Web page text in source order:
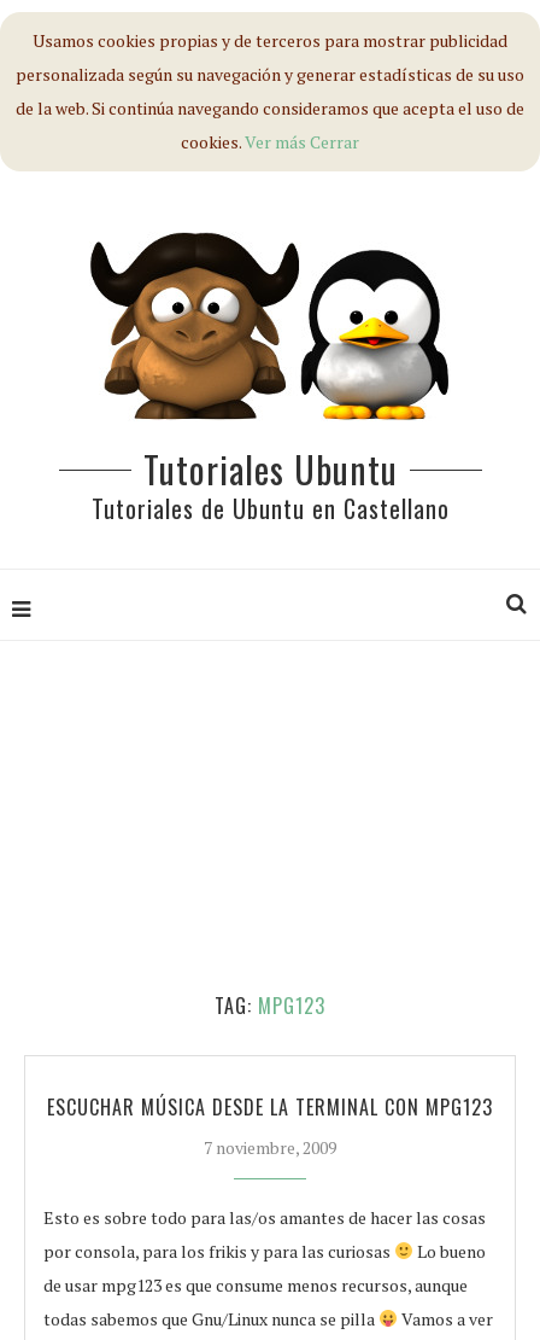
Usamos cookies propias y de terceros para mostrar publicidad
personalizada según su navegación y generar estadísticas de su uso
de la web. Si continúa navegando consideramos que acepta el uso de
cookies.Ver más Cerrar
Tutoriales Ubuntu
Tutoriales de Ubuntu en Castellano
TAG: MPG123
ESCUCHAR MÚSICA DESDE LA TERMINAL CON MPG123
7 noviembre, 2009
Esto es sobre todo para las/os amantes de hacer las cosas
por consola, para los frikis y para las curiosas
Lo bueno
de usar mpg123 es que consume menos recursos, aunque
todas sabemos que Gnu/Linux nunca se pilla
Vamos a ver